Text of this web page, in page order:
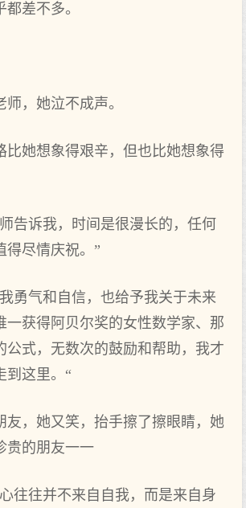
差不多。
，她泣不成声。
比她想象得艰辛，但也比她想象得
告诉我，时间是很漫长的，任何
得尽情庆祝。”
勇气和自信，也给予我关于未来
一获得阿贝尔奖的女性数学家、那
公式，无数次的鼓励和帮助，我才
到这里。“
友，她又笑，抬手擦了擦眼睛，她
贵的朋友一一
往往并不来自自我，而是来自身